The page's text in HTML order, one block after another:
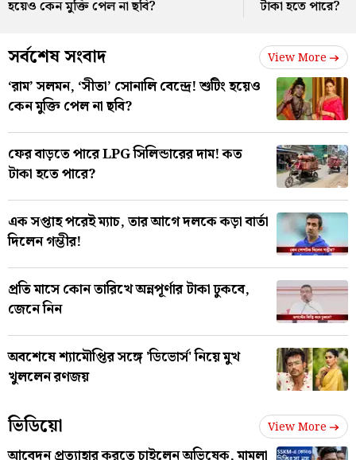
হয়েও কেন মুক্তি পেল না ছবি?
টাকা হতে পারে?
সর্বশেষ সংবাদ View More
‘রাম’ সলমন, ‘সীতা’ সোনালি বেন্দ্রে! শুটিং হয়েও
কেন মুক্তি পেল না ছবি?
ফের বাড়তে পারে LPG সিলিন্ডারের দাম! কত
টাকা হতে পারে?
এক সপ্তাহ পরেই ম্যাচ, তার আগে দলকে কড়া বার্তা
দিলেন গম্ভীর!
প্রতি মাসে কোন তারিখে অন্নপূর্ণার টাকা ঢুকবে,
জেনে নিন
অবশেষে শ্যামৌপ্তির সঙ্গে 'ডিভোর্স' নিয়ে মুখ
খুললেন রণজয়
ভিডিয়ো View More